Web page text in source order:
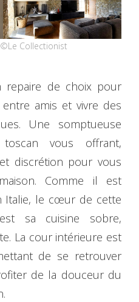
Collectionist
repaire de choix pour
amis et vivre des
Une somptueuse
vous offrant,
discrétion pour vous
Comme il est
Italie, le cœur de cette
sa cuisine sobre,
La cour intérieure est
de se retrouver
de la douceur du